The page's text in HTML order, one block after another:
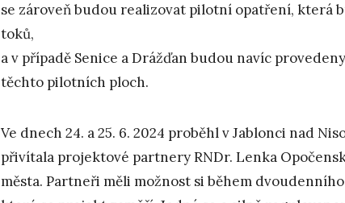
se zároveň budou realizovat pilotní opatření, která
toků,
a v případě Senice a Drážďan budou navíc
těchto pilotních ploch.
Ve dnech 24. a 25. 6. 2024 proběhl v Jablonci nad
přivítala projektové partnery RNDr. Lenka
města. Partneři měli možnost si během